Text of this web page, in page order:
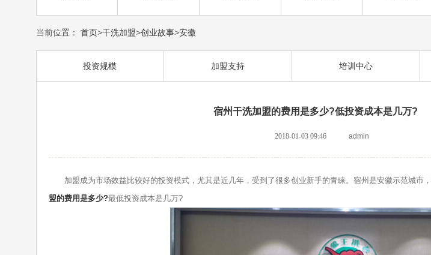
当前位置： 首页>干洗加盟>创业故事>安徽
投资规模 加盟支持 培训中心
宿州干洗加盟的费用是多少?低投资成本是几万?
2018-01-03 09:46 admin
加盟成为市场效益比较好的投资模式，尤其是近几年，受到了很多创业新手的青睐。宿州是安徽示范城市，
盟的费用是多少?最低投资成本是几万?